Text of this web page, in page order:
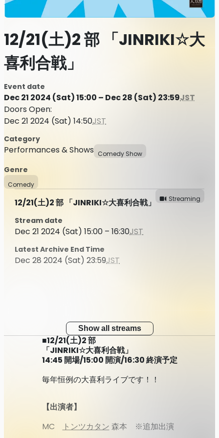
12/21(土)2 部 「JINRIKI☆大
喜利合戦」
Event date
Dec 21 2024 (Sat) 15:00 – Dec 28 (Sat) 23:59JST
Doors Open:
Dec 21 2024 (Sat) 14:50JST
Category
Performances & Shows Comedy Show
Genre
Comedy
12/21(土)2 部 「JINRIKI☆大喜利合戦」 Streaming
Stream date
Dec 21 2024 (Sat) 15:00 – 16:30JST
Latest Archive End Time
Dec 28 2024 (Sat) 23:59JST
Show all streams
■12/21(土)2 部
「JINRIKI☆大喜利合戦」
14:45 開場/15:00 開演/16:30 終演予定
毎年恒例の大喜利ライブです！！
【出演者】
MC
トンツカタン 森本 ※追加出演